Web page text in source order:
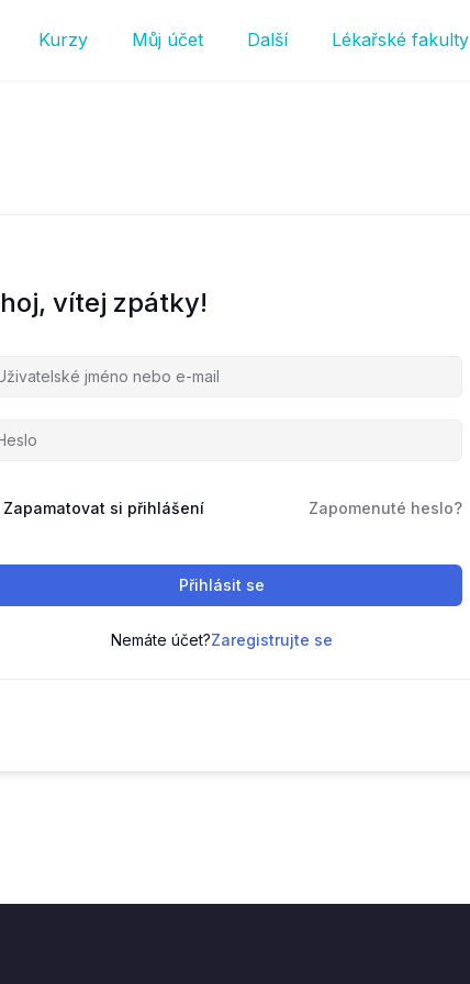
Kurzy Můj účet Další Lékařské fakulty
vítej zpátky!
Zapamatovat si přihlášení Zapomenuté heslo?
Přihlásit se
Nemáte účet?Zaregistrujte se